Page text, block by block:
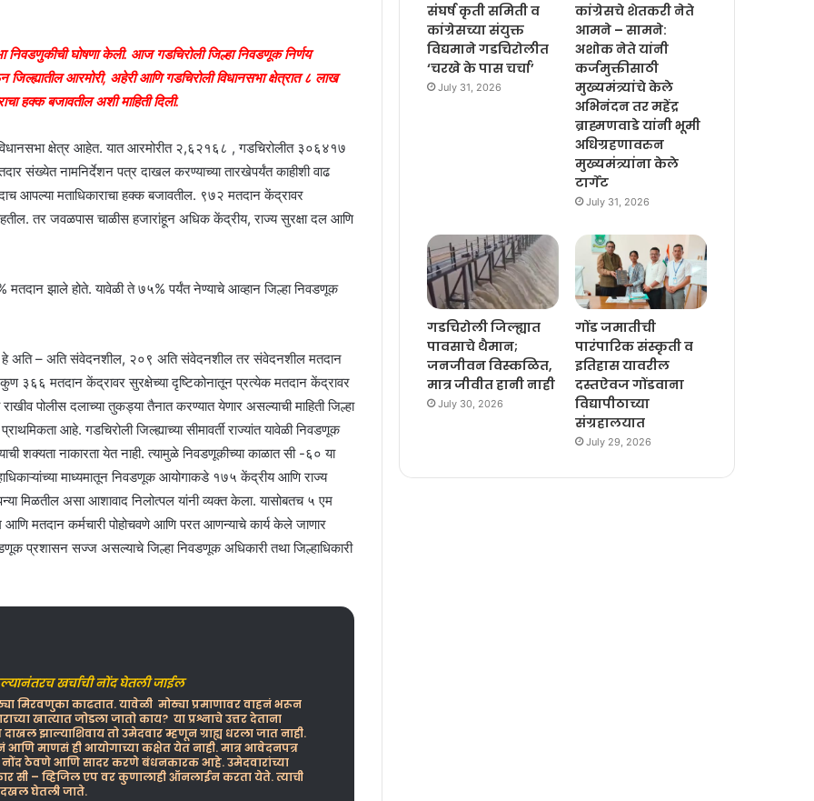
घोषणा केली. आज गडचिरोली जिल्हा निवडणूक निर्णय
आरमोरी, अहेरी आणि गडचिरोली विधानसभा क्षेत्रात ८ लाख
हक्क बजावतील अशी माहिती दिली.
क्षेत्र आहेत. यात आरमोरीत २,६२१६८ , गडचिरोलीत ३०६४१७
नामनिर्देशन पत्र दाखल करण्याच्या तारखेपर्यंत काहीशी वाढ
आपल्या मताधिकाराचा हक्क बजावतील. ९७२ मतदान केंद्रावर
तर जवळपास चाळीस हजारांहून अधिक केंद्रीय, राज्य सुरक्षा दल आणि
झाले होते. यावेळी ते ७५% पर्यंत नेण्याचे आव्हान जिल्हा निवडणूक
हे अति – अति संवेदनशील, २०९ अति संवेदनशील तर संवेदनशील मतदान
३६६ मतदान केंद्रावर सुरक्षेच्या दृष्टिकोनातून प्रत्येक मतदान केंद्रावर
पोलीस दलाच्या तुकड्या तैनात करण्यात येणार असल्याची माहिती जिल्हा
आहे. गडचिरोली जिल्ह्याच्या सीमावर्ती राज्यांत यावेळी निवडणूक
शक्यता नाकारता येत नाही. त्यामुळे निवडणूकीच्या काळात सी -६० या
माध्यमातून निवडणूक आयोगाकडे १७५ केंद्रीय आणि राज्य
मिळतील असा आशावाद निलोत्पल यांनी व्यक्त केला. यासोबतच ५ एम
मतदान कर्मचारी पोहोचवणे आणि परत आणन्याचे कार्य केले जाणार
प्रशासन सज्ज असल्याचे जिल्हा निवडणूक अधिकारी तथा जिल्हाधिकारी
खर्चाची नोंद घेतली जाईल
मिरवणुका काढतात. यावेळी मोठ्या प्रमाणावर वाहनं भरून
खात्यात जोडला जातो काय? या प्रश्नाचे उत्तर देताना
झाल्याशिवाय तो उमेदवार म्हणून ग्राह्य धरला जात नाही.
आणि माणसं ही आयोगाच्या कक्षेत येत नाही. मात्र आवेदनपत्र
नोंद ठेवणे आणि सादर करणे बंधनकारक आहे. उमेदवारांच्या
सी – व्हिजिल एप वर कुणालाही ऑनलाईन करता येते. त्याची
घेतली जाते.
संघर्ष कृती समिती व
कांग्रेसच्या संयुक्त
विद्यमाने गडचिरोलीत
‘चरखे के पास चर्चा’
July 31, 2026
कांग्रेसचे शेतकरी नेते
आमने – सामने:
अशोक नेते यांनी
कर्जमुक्तीसाठी
मुख्यमंत्र्यांचे केले
अभिनंदन तर महेंद्र
ब्राह्मणवाडे यांनी भूमी
अधिग्रहणावरुन
मुख्यमंत्र्यांना केले
टार्गेट
July 31, 2026
गडचिरोली जिल्ह्यात
पावसाचे थैमान;
जनजीवन विस्कळित,
मात्र जीवीत हानी नाही
July 30, 2026
गोंड जमातीची
पारंपारिक संस्कृती व
इतिहास यावरील
दस्तऐवज गोंडवाना
विद्यापीठाच्या
संग्रहालयात
July 29, 2026